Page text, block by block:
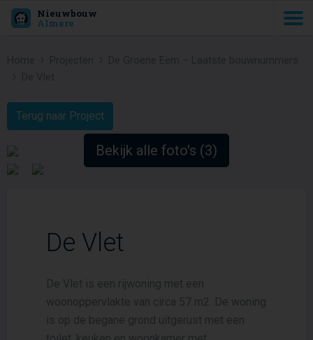
Nieuwbouw
Almere
Terug naar Project
Bekijk alle foto's (3)
De Vlet
De Vlet is een rijwoning met een
woonoppervlakte van circa 57 m2. De woning
is op de begane grond uitgerust met een